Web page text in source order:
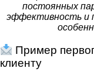
постоянных
эффективность и
Пример
клиенту